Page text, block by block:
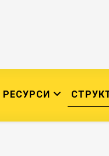
РЕСУРСИ